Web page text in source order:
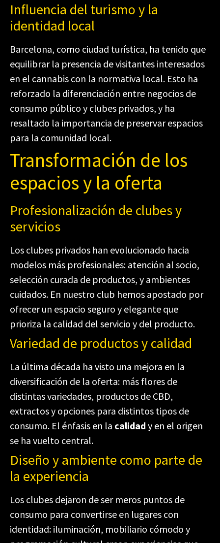
Influencia del turismo y la
identidad local
Barcelona, como ciudad turística, ha tenido que
equilibrar la presencia de visitantes interesados
en el cannabis con la normativa local. Esto ha
reforzado la diferenciación entre negocios de
consumo público y clubes privados, y ha
resaltado la importancia de preservar espacios
para la comunidad local.
Transformación de los
espacios y la oferta
Profesionalización de clubes y
servicios
Los clubes privados han evolucionado hacia
modelos más profesionales: atención al socio,
selección curada de productos, y ambientes
cuidados. En nuestro club hemos apostado por
ofrecer un espacio seguro y elegante que
prioriza la calidad del servicio y del producto.
Variedad de productos y calidad
La última década ha visto una mejora en la
diversificación de la oferta: más flores de
distintas variedades, productos de CBD,
extractos y opciones para distintos tipos de
consumo. El énfasis en la calidad y en el origen
se ha vuelto central.
Diseño y ambiente como parte de
la experiencia
Los clubes dejaron de ser meros puntos de
consumo para convertirse en lugares con
identidad: iluminación, mobiliario cómodo y